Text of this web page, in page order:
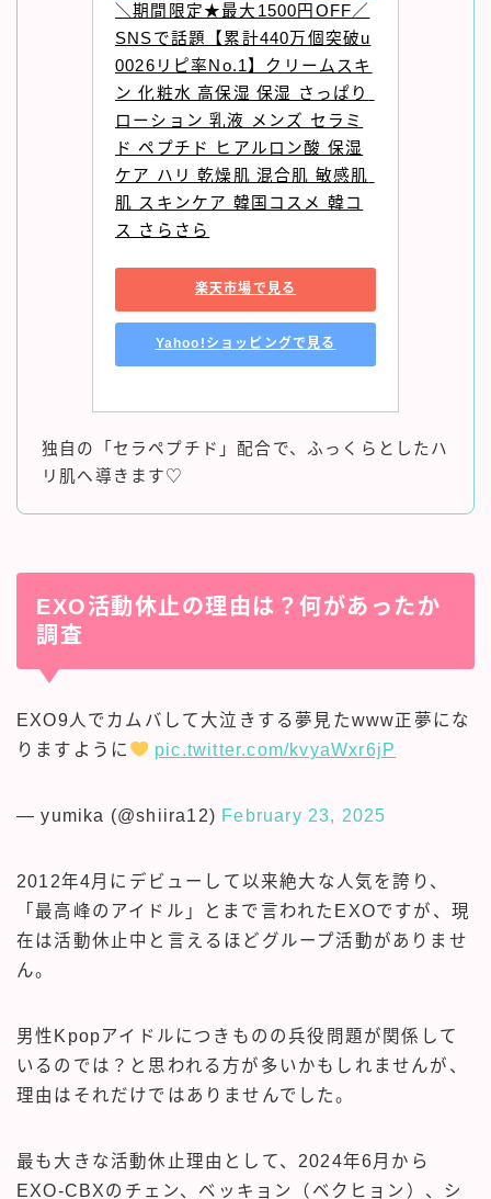
＼期間限定★最大1500円OFF／
SNSで話題【累計440万個突破u
0026リピ率No.1】クリームスキ
ン 化粧水 高保湿 保湿 さっぱり
ローション 乳液 メンズ セラミ
ド ペプチド ヒアルロン酸 保湿
ケア ハリ 乾燥肌 混合肌 敏感肌
肌 スキンケア 韓国コスメ 韓コ
ス さらさら
楽天市場で見る
Yahoo!ショッピングで見る
独自の「セラペプチド」配合で、ふっくらとしたハ
リ肌へ導きます♡
EXO活動休止の理由は？何があったか
調査
EXO9人でカムバして大泣きする夢見たwww正夢にな
りますように
pic.twitter.com/kvyaWxr6jP
— yumika (@shiira12) February 23, 2025
2012年4月にデビューして以来絶大な人気を誇り、
「最高峰のアイドル」とまで言われたEXOですが、現
在は活動休止中と言えるほどグループ活動がありませ
ん。
男性Kpopアイドルにつきものの兵役問題が関係して
いるのでは？と思われる方が多いかもしれませんが、
理由はそれだけではありませんでした。
最も大きな活動休止理由として、2024年6月から
EXO-CBXのチェン、ベッキョン（ベクヒョン）、シ